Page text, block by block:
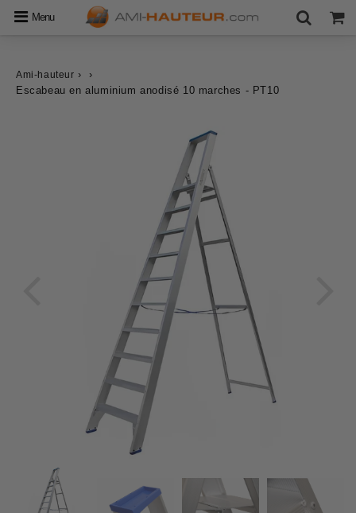
Menu
Ami-hauteur ›
›
Escabeau en aluminium anodisé 10 marches - PT10